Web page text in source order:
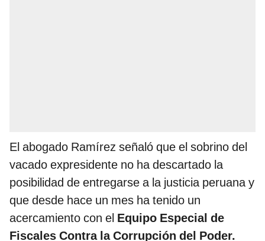
El abogado Ramírez señaló que el sobrino del
vacado expresidente no ha descartado la
posibilidad de entregarse a la justicia peruana y
que desde hace un mes ha tenido un
acercamiento con el Equipo Especial de
Fiscales Contra la Corrupción del Poder.